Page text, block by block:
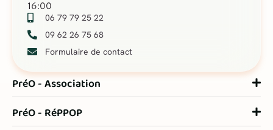
16:00
06 79 79 25 22
09 62 26 75 68
Formulaire de contact
PréO - Association
PréO - RéPPOP